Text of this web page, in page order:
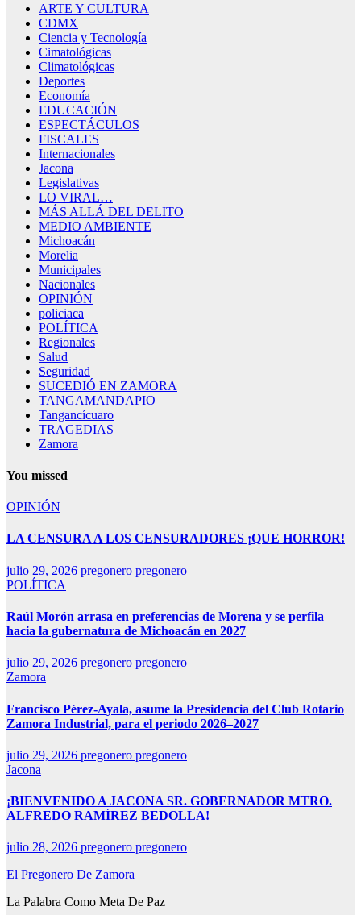
ARTE Y CULTURA
CDMX
Ciencia y Tecnología
Cimatológicas
Climatológicas
Deportes
Economía
EDUCACIÓN
ESPECTÁCULOS
FISCALES
Internacionales
Jacona
Legislativas
LO VIRAL…
MÁS ALLÁ DEL DELITO
MEDIO AMBIENTE
Michoacán
Morelia
Municipales
Nacionales
OPINIÓN
policiaca
POLÍTICA
Regionales
Salud
Seguridad
SUCEDIÓ EN ZAMORA
TANGAMANDAPIO
Tangancícuaro
TRAGEDIAS
Zamora
You missed
OPINIÓN
LA CENSURA A LOS CENSURADORES ¡QUE HORROR!
julio 29, 2026 pregonero pregonero
POLÍTICA
Raúl Morón arrasa en preferencias de Morena y se perfila
hacia la gubernatura de Michoacán en 2027
julio 29, 2026 pregonero pregonero
Zamora
Francisco Pérez-Ayala, asume la Presidencia del Club Rotario
Zamora Industrial, para el periodo 2026–2027
julio 29, 2026 pregonero pregonero
Jacona
¡BIENVENIDO A JACONA SR. GOBERNADOR MTRO.
ALFREDO RAMÍREZ BEDOLLA!
julio 28, 2026 pregonero pregonero
El Pregonero De Zamora
La Palabra Como Meta De Paz